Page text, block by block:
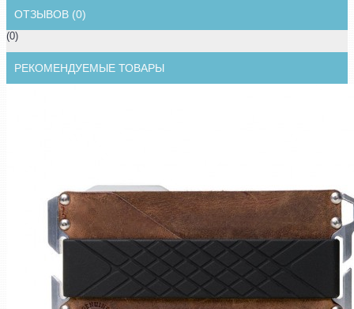
ОТЗЫВОВ (0)
(0)
РЕКОМЕНДУЕМЫЕ ТОВАРЫ